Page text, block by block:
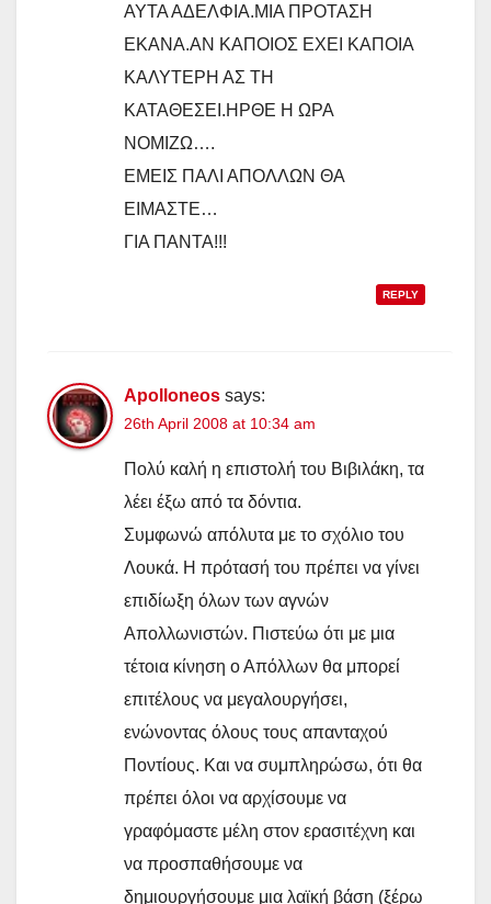
ΑΥΤΑ ΑΔΕΛΦΙΑ.ΜΙΑ ΠΡΟΤΑΣΗ
ΕΚΑΝΑ.ΑΝ ΚΑΠΟΙΟΣ ΕΧΕΙ ΚΑΠΟΙΑ
ΚΑΛΥΤΕΡΗ ΑΣ ΤΗ
ΚΑΤΑΘΕΣΕΙ.ΗΡΘΕ Η ΩΡΑ
ΝΟΜΙΖΩ….
ΕΜΕΙΣ ΠΑΛΙ ΑΠΟΛΛΩΝ ΘΑ
ΕΙΜΑΣΤΕ…
ΓΙΑ ΠΑΝΤΑ!!!
REPLY
Apolloneos says:
26th April 2008 at 10:34 am
Πολύ καλή η επιστολή του Βιβιλάκη, τα
λέει έξω από τα δόντια.
Συμφωνώ απόλυτα με το σχόλιο του
Λουκά. Η πρότασή του πρέπει να γίνει
επιδίωξη όλων των αγνών
Απολλωνιστών. Πιστεύω ότι με μια
τέτοια κίνηση ο Απόλλων θα μπορεί
επιτέλους να μεγαλουργήσει,
ενώνοντας όλους τους απανταχού
Ποντίους. Και να συμπληρώσω, ότι θα
πρέπει όλοι να αρχίσουμε να
γραφόμαστε μέλη στον ερασιτέχνη και
να προσπαθήσουμε να
δημιουργήσουμε μια λαϊκή βάση (ξέρω